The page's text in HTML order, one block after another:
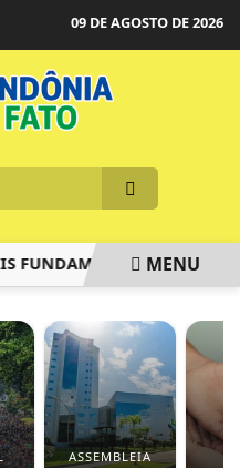
09 DE AGOSTO DE 2026
MÉDIO E
MENU
ASSEMBLEIA